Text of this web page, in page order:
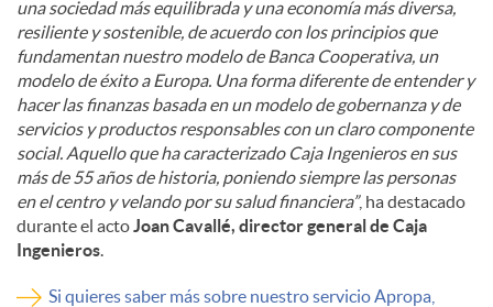
una sociedad más equilibrada y una economía más diversa,
resiliente y sostenible, de acuerdo con los principios que
fundamentan nuestro modelo de Banca Cooperativa, un
modelo de éxito a Europa. Una forma diferente de entender y
hacer las finanzas basada en un modelo de gobernanza y de
servicios y productos responsables con un claro componente
social. Aquello que ha caracterizado Caja Ingenieros en sus
más de 55 años de historia, poniendo siempre las personas
en el centro y velando por su salud financiera”, ha destacado
durante el actoJoan Cavallé, director general de Caja
Ingenieros.
Si quieres saber más sobre nuestro servicio Apropa,